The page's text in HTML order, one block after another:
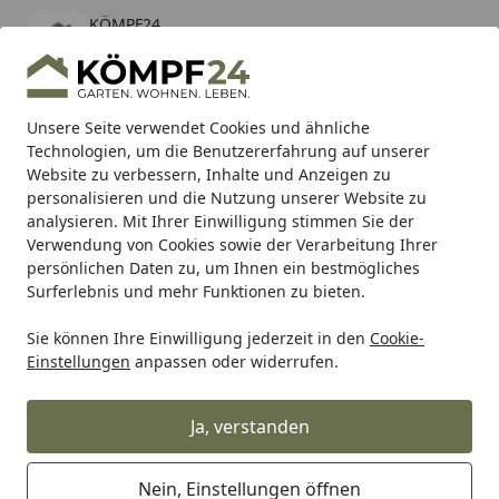
Unsere Seite verwendet Cookies und ähnliche
Technologien, um die Benutzererfahrung auf unserer
Website zu verbessern, Inhalte und Anzeigen zu
personalisieren und die Nutzung unserer Website zu
analysieren. Mit Ihrer Einwilligung stimmen Sie der
Verwendung von Cookies sowie der Verarbeitung Ihrer
persönlichen Daten zu, um Ihnen ein bestmögliches
Surferlebnis und mehr Funktionen zu bieten.
Sie können Ihre Einwilligung jederzeit in den Cookie-
Einstellungen anpassen oder widerrufen.
Ja, verstanden
Nein, Einstellungen öffnen
KÖMPF24
kostenlos - Im App Store
Hotline
Alle Produkte
Mein Konto
Suchen
Karibu Pools inkl. gratis Sandfilteranlage & Pool-
Starterset (Gesamtwert bis 468,99€)
Startseite
Sales & Angebote Zaun Vorgartenzäune
Vorgartenzäune günstig im
Angebot
Ihre Artikelübersicht